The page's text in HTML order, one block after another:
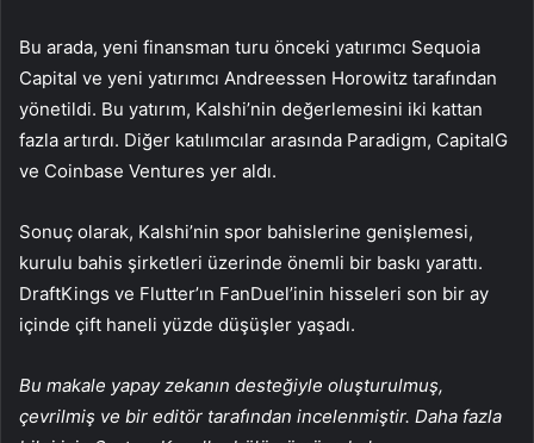
Bu arada, yeni finansman turu önceki yatırımcı Sequoia
Capital ve yeni yatırımcı Andreessen Horowitz tarafından
yönetildi. Bu yatırım, Kalshi’nin değerlemesini iki kattan
fazla artırdı. Diğer katılımcılar arasında Paradigm, CapitalG
ve Coinbase Ventures yer aldı.
Sonuç olarak, Kalshi’nin spor bahislerine genişlemesi,
kurulu bahis şirketleri üzerinde önemli bir baskı yarattı.
DraftKings ve Flutter’ın FanDuel’inin hisseleri son bir ay
içinde çift haneli yüzde düşüşler yaşadı.
Bu makale yapay zekanın desteğiyle oluşturulmuş,
çevrilmiş ve bir editör tarafından incelenmiştir. Daha fazla